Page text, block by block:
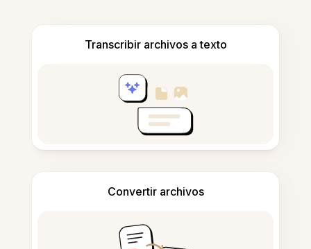
Transcribir archivos a texto
Convertir archivos